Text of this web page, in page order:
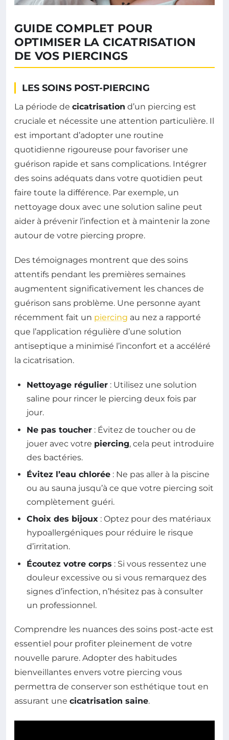
GUIDE COMPLET POUR
OPTIMISER LA CICATRISATION
DE VOS PIERCINGS
LES SOINS POST-PIERCING
La période de cicatrisation d’un piercing est
cruciale et nécessite une attention particulière. Il
est important d’adopter une routine
quotidienne rigoureuse pour favoriser une
guérison rapide et sans complications. Intégrer
des soins adéquats dans votre quotidien peut
faire toute la différence. Par exemple, un
nettoyage doux avec une solution saline peut
aider à prévenir l’infection et à maintenir la zone
autour de votre piercing propre.
Des témoignages montrent que des soins
attentifs pendant les premières semaines
augmentent significativement les chances de
guérison sans problème. Une personne ayant
récemment fait un piercing au nez a rapporté
que l’application régulière d’une solution
antiseptique a minimisé l’inconfort et a accéléré
la cicatrisation.
Nettoyage régulier : Utilisez une solution
saline pour rincer le piercing deux fois par
jour.
Ne pas toucher : Évitez de toucher ou de
jouer avec votre piercing, cela peut introduire
des bactéries.
Évitez l’eau chlorée : Ne pas aller à la piscine
ou au sauna jusqu’à ce que votre piercing soit
complètement guéri.
Choix des bijoux : Optez pour des matériaux
hypoallergéniques pour réduire le risque
d’irritation.
Écoutez votre corps : Si vous ressentez une
douleur excessive ou si vous remarquez des
signes d’infection, n’hésitez pas à consulter
un professionnel.
Comprendre les nuances des soins post-acte est
essentiel pour profiter pleinement de votre
nouvelle parure. Adopter des habitudes
bienveillantes envers votre piercing vous
permettra de conserver son esthétique tout en
assurant une cicatrisation saine.